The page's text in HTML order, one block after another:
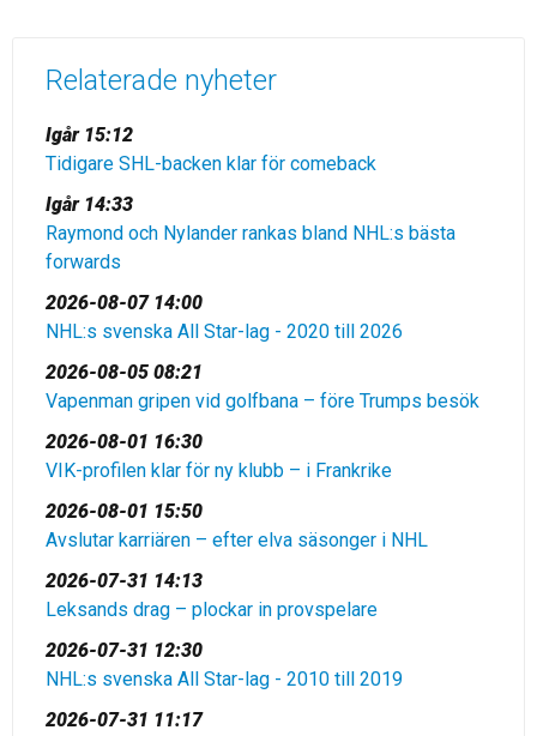
Relaterade nyheter
Igår 15:12
Tidigare SHL-backen klar för comeback
Igår 14:33
Raymond och Nylander rankas bland NHL:s bästa
forwards
2026-08-07 14:00
NHL:s svenska All Star-lag - 2020 till 2026
2026-08-05 08:21
Vapenman gripen vid golfbana – före Trumps besök
2026-08-01 16:30
VIK-profilen klar för ny klubb – i Frankrike
2026-08-01 15:50
Avslutar karriären – efter elva säsonger i NHL
2026-07-31 14:13
Leksands drag – plockar in provspelare
2026-07-31 12:30
NHL:s svenska All Star-lag - 2010 till 2019
2026-07-31 11:17